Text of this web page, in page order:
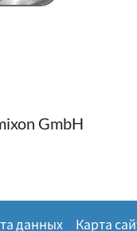
GmbH
данных Карта